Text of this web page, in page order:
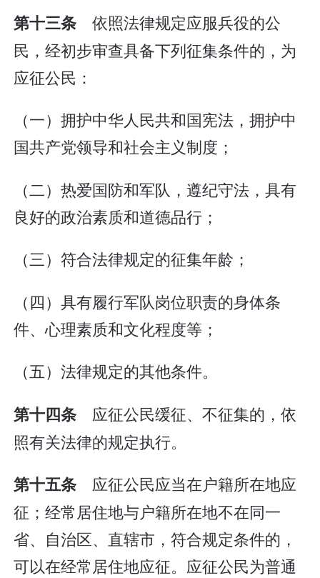
第十三条 依照法律规定应服兵役的公
民，经初步审查具备下列征集条件的，为
应征公民：
（一）拥护中华人民共和国宪法，拥护中
国共产党领导和社会主义制度；
（二）热爱国防和军队，遵纪守法，具有
良好的政治素质和道德品行；
（三）符合法律规定的征集年龄；
（四）具有履行军队岗位职责的身体条
件、心理素质和文化程度等；
（五）法律规定的其他条件。
第十四条 应征公民缓征、不征集的，依
照有关法律的规定执行。
第十五条 应征公民应当在户籍所在地应
征；经常居住地与户籍所在地不在同一
省、自治区、直辖市，符合规定条件的，
可以在经常居住地应征。应征公民为普通